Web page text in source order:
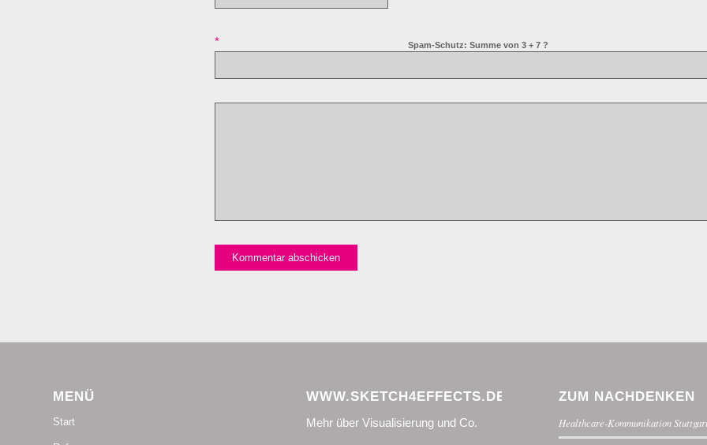
Spam-Schutz: Summe von 3 + 7 ?
*
MENÜ
Start
WWW.SKETCH4EFFECTS.DE
Mehr über Visualisierung und Co.
ZUM NACHDENKEN
Healthcare-Kommunikation